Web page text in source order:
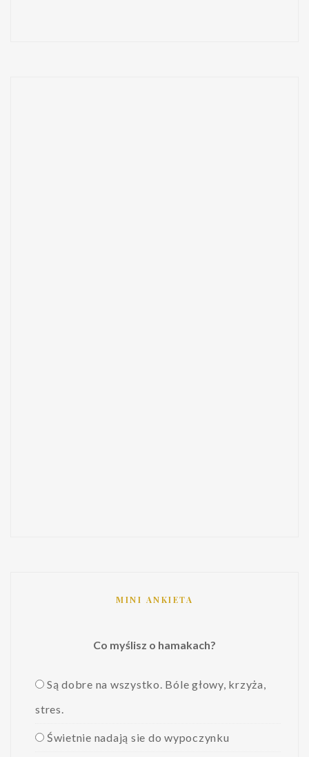
MINI ANKIETA
Co myślisz o hamakach?
Są dobre na wszystko. Bóle głowy, krzyża,
stres.
Świetnie nadają sie do wypoczynku